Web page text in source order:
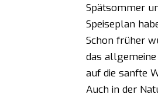
Spätsommer
Speiseplan
Schon früher
das
auf die sanfte
Auch in der